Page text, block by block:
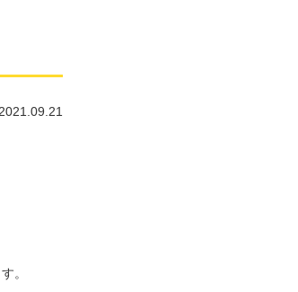
2021.09.21
。